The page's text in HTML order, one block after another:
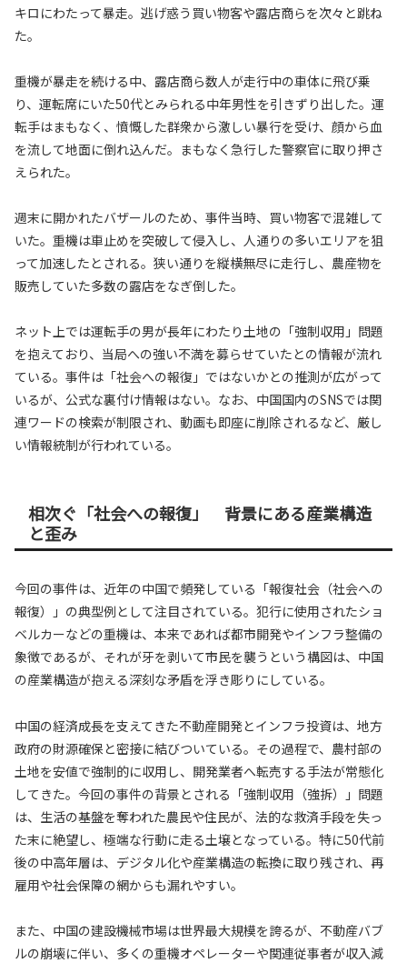
キロにわたって暴走。逃げ惑う買い物客や露店商らを次々と跳ね
た。
重機が暴走を続ける中、露店商ら数人が走行中の車体に飛び乗
り、運転席にいた50代とみられる中年男性を引きずり出した。運
転手はまもなく、憤慨した群衆から激しい暴行を受け、顔から血
を流して地面に倒れ込んだ。まもなく急行した警察官に取り押さ
えられた。
週末に開かれたバザールのため、事件当時、買い物客で混雑して
いた。重機は車止めを突破して侵入し、人通りの多いエリアを狙
って加速したとされる。狭い通りを縦横無尽に走行し、農産物を
販売していた多数の露店をなぎ倒した。
ネット上では運転手の男が長年にわたり土地の「強制収用」問題
を抱えており、当局への強い不満を募らせていたとの情報が流れ
ている。事件は「社会への報復」ではないかとの推測が広がって
いるが、公式な裏付け情報はない。なお、中国国内のSNSでは関
連ワードの検索が制限され、動画も即座に削除されるなど、厳し
い情報統制が行われている。
相次ぐ「社会への報復」 背景にある産業構造
と歪み
今回の事件は、近年の中国で頻発している「報復社会（社会への
報復）」の典型例として注目されている。犯行に使用されたショ
ベルカーなどの重機は、本来であれば都市開発やインフラ整備の
象徴であるが、それが牙を剥いて市民を襲うという構図は、中国
の産業構造が抱える深刻な矛盾を浮き彫りにしている。
中国の経済成長を支えてきた不動産開発とインフラ投資は、地方
政府の財源確保と密接に結びついている。その過程で、農村部の
土地を安値で強制的に収用し、開発業者へ転売する手法が常態化
してきた。今回の事件の背景とされる「強制収用（強拆）」問題
は、生活の基盤を奪われた農民や住民が、法的な救済手段を失っ
た末に絶望し、極端な行動に走る土壌となっている。特に50代前
後の中高年層は、デジタル化や産業構造の転換に取り残され、再
雇用や社会保障の網からも漏れやすい。
また、中国の建設機械市場は世界最大規模を誇るが、不動産バブ
ルの崩壊に伴い、多くの重機オペレーターや関連従事者が収入減